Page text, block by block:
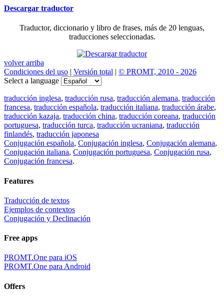
Descargar traductor
Traductor, diccionario y libro de frases, más de 20 lenguas,
traducciones seleccionadas.
volver arriba
Condiciones del uso | Versión total | © PROMT, 2010 - 2026
Select a language
traducción inglesa, traducción rusa, traducción alemana, traducción
francesa, traducción española, traducción italiana, traducción árabe,
traducción kazaja, traducción china, traducción coreana, traducción
portuguesa, traducción turca, traducción ucraniana, traducción
finlandés, traducción japonesa
Conjugación española, Conjugación inglesa, Conjugación alemana,
Conjugación italiana, Conjugación portuguesa, Conjugación rusa,
Conjugación francesa.
Features
Traducción de textos
Ejemplos de contextos
Conjugación y Declinación
Free apps
PROMT.One para iOS
PROMT.One para Android
Offers